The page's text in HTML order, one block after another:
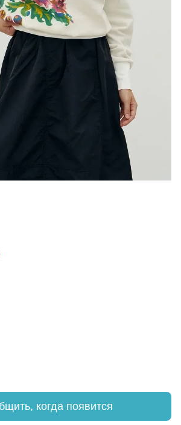
когда появится